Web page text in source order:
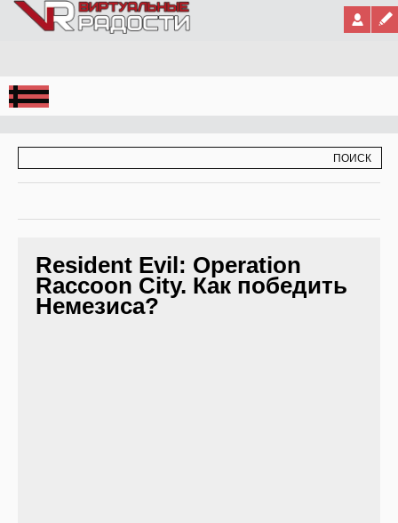
Jump to Navigation
Resident Evil: Operation
Raccoon City. Как победить
Немезиса?